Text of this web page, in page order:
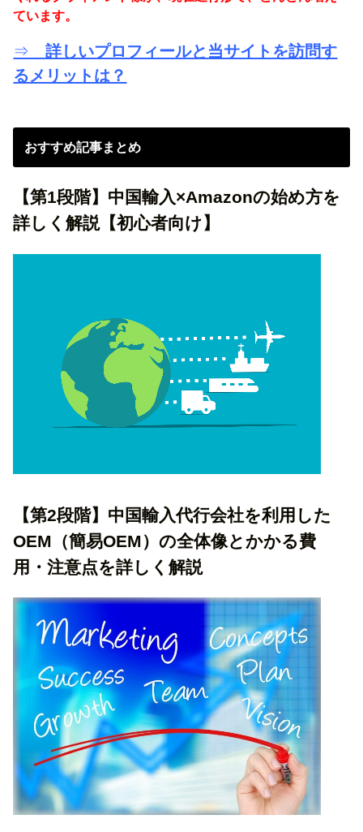
ています。
⇒詳しいプロフィールと当サイトを訪問す
るメリットは？
おすすめ記事まとめ
【第1段階】中国輸入×Amazonの始め方を
詳しく解説【初心者向け】
【第2段階】中国輸入代行会社を利用した
OEM（簡易OEM）の全体像とかかる費
用・注意点を詳しく解説